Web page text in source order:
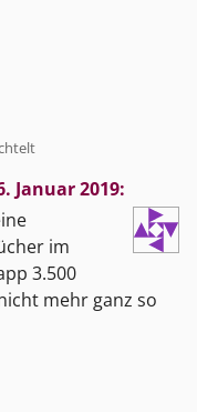
Januar 2019:
im
3.500
mehr ganz so